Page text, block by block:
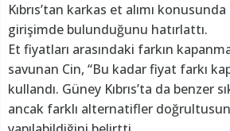
Kıbrıs’tan karkas et alımı
girişimde bulunduğunu hatırlattı.
Et fiyatları arasındaki farkın
savunan Cin, “Bu kadar fiyat farkı
kullandı. Güney Kıbrıs’ta da benzer
ancak farklı alternatifler